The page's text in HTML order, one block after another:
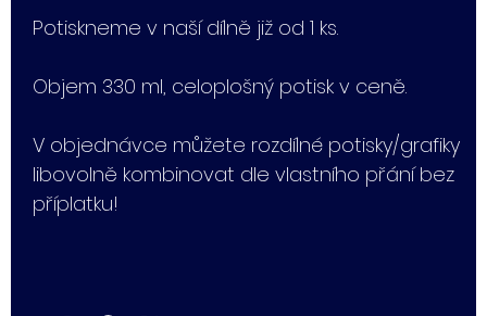
Potiskneme v naší dílně již od 1 ks.
Objem 330 ml, celoplošný potisk v ceně.
V objednávce můžete rozdílné potisky/grafiky
libovolně kombinovat dle vlastního přání bez
příplatku!